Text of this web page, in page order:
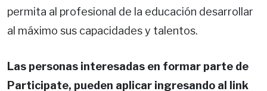
permita al profesional de la educación desarrollar
al máximo sus capacidades y talentos.
Las personas interesadas en formar parte de
Participate, pueden aplicar ingresando al link